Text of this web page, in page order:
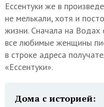
Ессентуки же в
не мелькали, хотя и
жизни. Сначала на
все любимые женщины
в строке адреса
«Ессентуки».
Дома с историей: